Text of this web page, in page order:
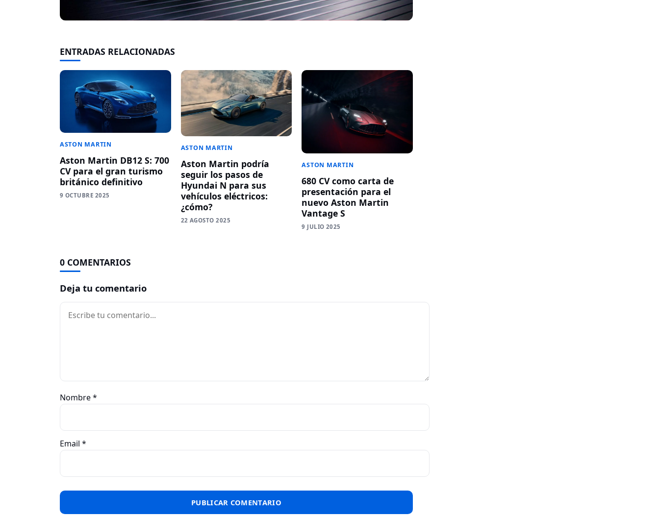
ENTRADAS RELACIONADAS
ASTON MARTIN
Aston Martin DB12 S: 700
CV para el gran turismo
británico definitivo
9 OCTUBRE 2025
ASTON MARTIN
Aston Martin podría
seguir los pasos de
Hyundai N para sus
vehículos eléctricos:
¿cómo?
22 AGOSTO 2025
ASTON MARTIN
680 CV como carta de
presentación para el
nuevo Aston Martin
Vantage S
9 JULIO 2025
0 COMENTARIOS
Deja tu comentario
Comentario
Nombre*
Email *